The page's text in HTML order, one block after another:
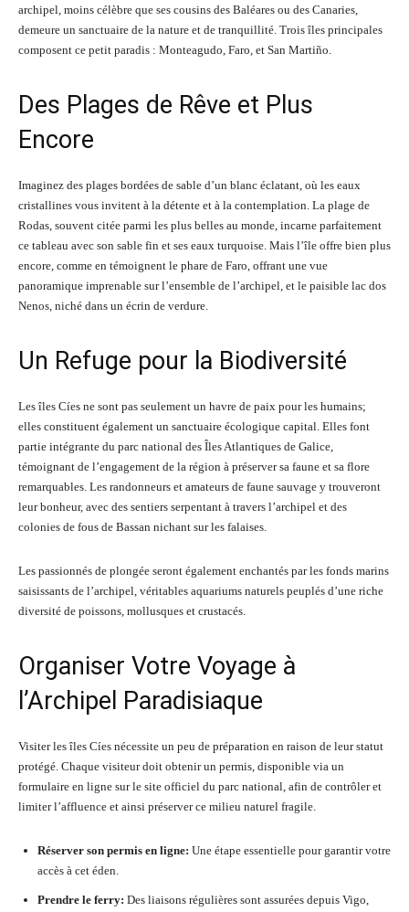
archipel, moins célèbre que ses cousins des Baléares ou des Canaries,
demeure un sanctuaire de la nature et de tranquillité. Trois îles principales
composent ce petit paradis : Monteagudo, Faro, et San Martiño.
Des Plages de Rêve et Plus
Encore
Imaginez des plages bordées de sable d’un blanc éclatant, où les eaux
cristallines vous invitent à la détente et à la contemplation. La plage de
Rodas, souvent citée parmi les plus belles au monde, incarne parfaitement
ce tableau avec son sable fin et ses eaux turquoise. Mais l’île offre bien plus
encore, comme en témoignent le phare de Faro, offrant une vue
panoramique imprenable sur l’ensemble de l’archipel, et le paisible lac dos
Nenos, niché dans un écrin de verdure.
Un Refuge pour la Biodiversité
Les îles Cíes ne sont pas seulement un havre de paix pour les humains;
elles constituent également un sanctuaire écologique capital. Elles font
partie intégrante du parc national des Îles Atlantiques de Galice,
témoignant de l’engagement de la région à préserver sa faune et sa flore
remarquables. Les randonneurs et amateurs de faune sauvage y trouveront
leur bonheur, avec des sentiers serpentant à travers l’archipel et des
colonies de fous de Bassan nichant sur les falaises.
Les passionnés de plongée seront également enchantés par les fonds marins
saisissants de l’archipel, véritables aquariums naturels peuplés d’une riche
diversité de poissons, mollusques et crustacés.
Organiser Votre Voyage à
l’Archipel Paradisiaque
Visiter les îles Cíes nécessite un peu de préparation en raison de leur statut
protégé. Chaque visiteur doit obtenir un permis, disponible via un
formulaire en ligne sur le site officiel du parc national, afin de contrôler et
limiter l’affluence et ainsi préserver ce milieu naturel fragile.
Réserver son permis en ligne: Une étape essentielle pour garantir votre
accès à cet éden.
Prendre le ferry: Des liaisons régulières sont assurées depuis Vigo,